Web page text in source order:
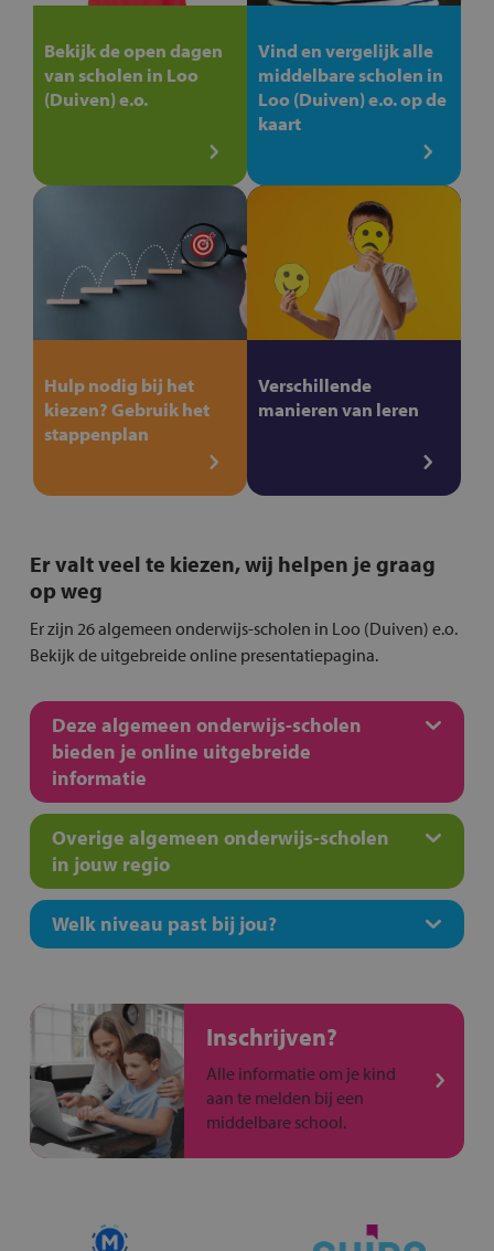
Bekijk de open dagen
van scholen in Loo
(Duiven) e.o.
Vind en vergelijk alle
middelbare scholen in
Loo (Duiven) e.o. op de
kaart
Hulp nodig bij het
kiezen? Gebruik het
stappenplan
Verschillende
manieren van leren
Er valt veel te kiezen, wij helpen je graag
op weg
Er zijn 26 algemeen onderwijs-scholen in Loo (Duiven) e.o.
Bekijk de uitgebreide online presentatiepagina.
Deze algemeen onderwijs-scholen
bieden je online uitgebreide
informatie
Overige algemeen onderwijs-scholen
in jouw regio
Welk niveau past bij jou?
Inschrijven?
Alle informatie om je kind
aan te melden bij een
middelbare school.